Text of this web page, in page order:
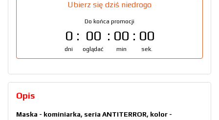
Ubierz się dziś niedrogo
Do końca promocji
0
dni
00
oglądać
00
min
00
sek.
Opis
Maska - kominiarka, seria ANTITERROR, kolor -